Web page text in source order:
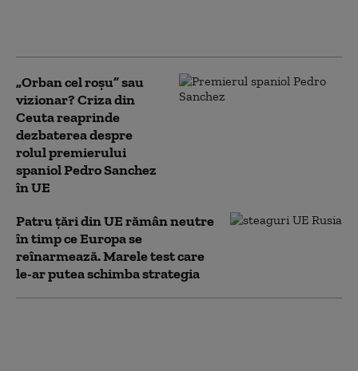
„Orban cel roșu” sau
vizionar? Criza din
Ceuta reaprinde
dezbaterea despre
rolul premierului
spaniol Pedro Sanchez
în UE
Patru țări din UE rămân neutre
în timp ce Europa se
reînarmează. Marele test care
le-ar putea schimba strategia